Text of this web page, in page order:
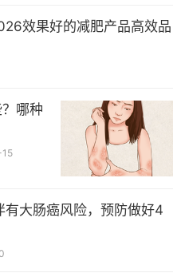
效果好的减肥产品高效品
哪种
大肠癌风险，预防做好4